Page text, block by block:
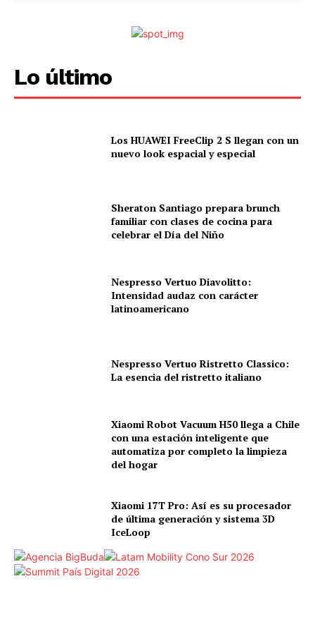
Lo último
Los HUAWEI FreeClip 2 S llegan con un
nuevo look espacial y especial
Sheraton Santiago prepara brunch
familiar con clases de cocina para
celebrar el Día del Niño
Nespresso Vertuo Diavolitto:
Intensidad audaz con carácter
latinoamericano
Nespresso Vertuo Ristretto Classico:
La esencia del ristretto italiano
Xiaomi Robot Vacuum H50 llega a Chile
con una estación inteligente que
automatiza por completo la limpieza
del hogar
Xiaomi 17T Pro: Así es su procesador
de última generación y sistema 3D
IceLoop